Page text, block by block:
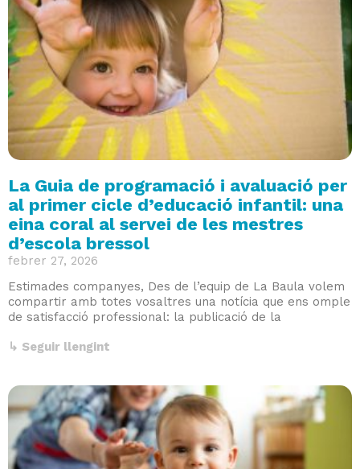
La Guia de programació i avaluació per
al primer cicle d’educació infantil: una
eina coral al servei de les mestres
d’escola bressol
febrer 27, 2026
Estimades companyes, Des de l’equip de La Baula volem
compartir amb totes vosaltres una notícia que ens omple
de satisfacció professional: la publicació de la
↳ Seguir llengint